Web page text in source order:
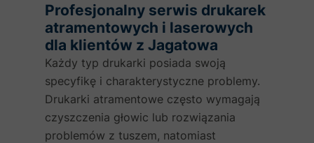
Profesjonalny serwis drukarek
atramentowych i laserowych
dla klientów z Jagatowa
Każdy typ drukarki posiada swoją
specyfikę i charakterystyczne problemy.
Drukarki atramentowe często wymagają
czyszczenia głowic lub rozwiązania
problemów z tuszem, natomiast